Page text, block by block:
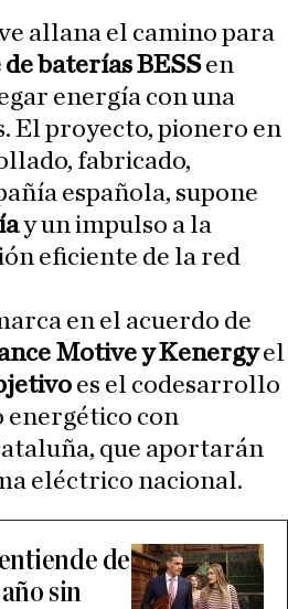
allana el camino para
baterías BESSen
energía con una
El proyecto, pionero en
fabricado,
española, supone
y un impulso a la
eficiente de la red
en el acuerdo de
Motive y Kenergyel
es el codesarrollo
energético con
que aportarán
eléctrico nacional.
de
sin